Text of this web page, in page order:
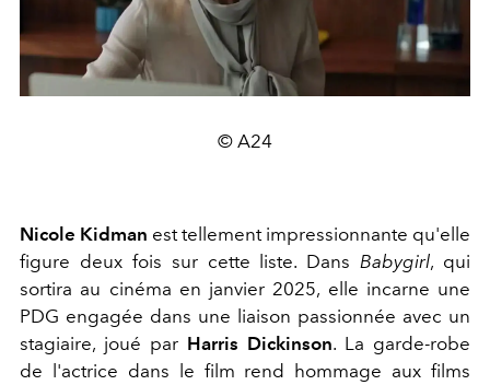
© A24
Nicole Kidman est tellement impressionnante qu'elle
figure deux fois sur cette liste. Dans Babygirl, qui
sortira au cinéma en janvier 2025, elle incarne une
PDG engagée dans une liaison passionnée avec un
stagiaire, joué par Harris Dickinson. La garde-robe
de l'actrice dans le film rend hommage aux films